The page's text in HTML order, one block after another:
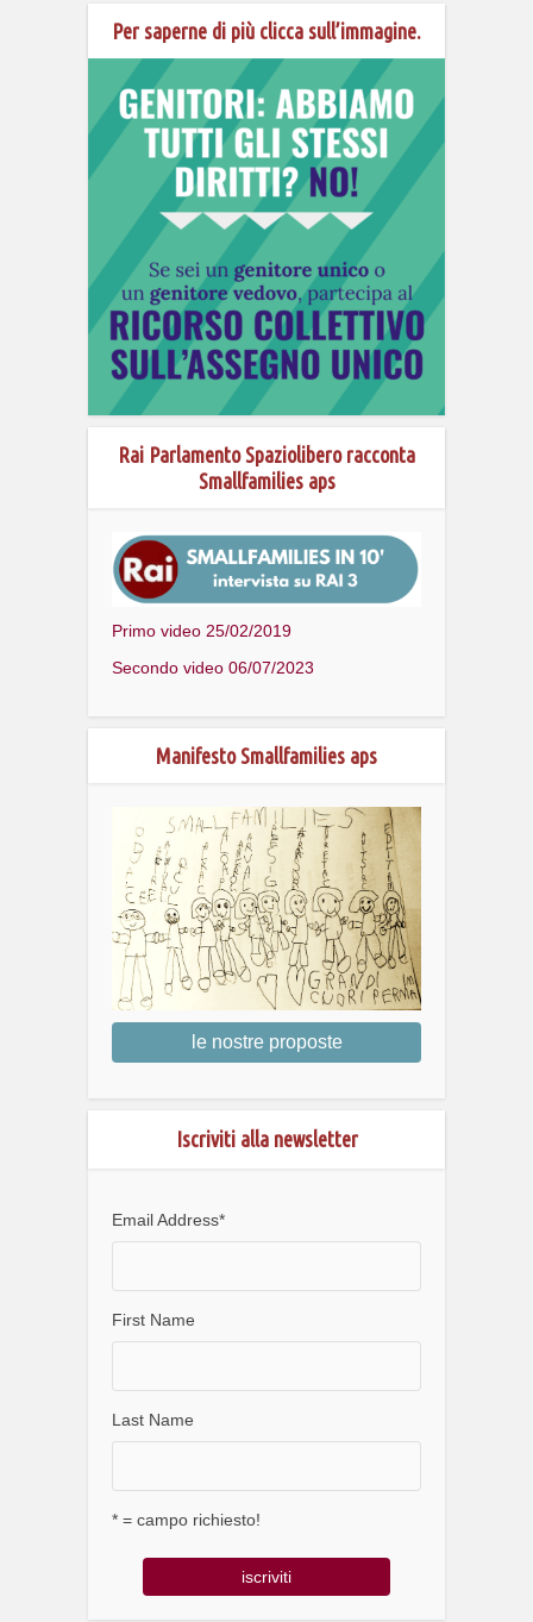
Per saperne di più clicca sull’immagine.
Rai Parlamento Spaziolibero racconta
Smallfamilies aps
Primo video 25/02/2019
Secondo video 06/07/2023
Manifesto Smallfamilies aps
le nostre proposte
Iscriviti alla newsletter
Email Address*
First Name
Last Name
* = campo richiesto!